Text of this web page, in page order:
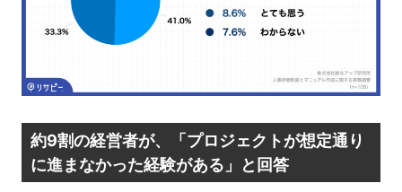
約9割の経営者が、「プロジェクトが想定通り
に進まなかった経験がある」と回答